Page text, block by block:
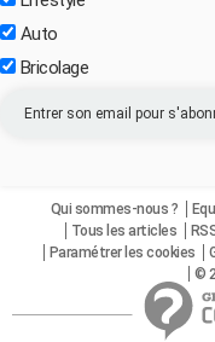
Auto
Bricolage
Qui sommes-nous ?
Tous les articles
Paramétrer les cookies
©